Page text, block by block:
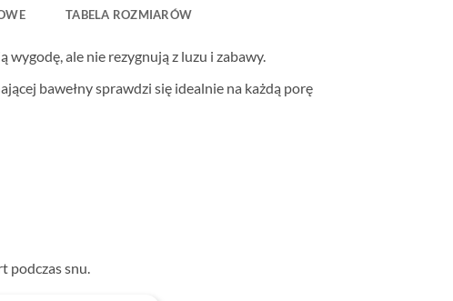
TABELA ROZMIARÓW
ale nie rezygnują z luzu i zabawy.
bawełny sprawdzi się idealnie na każdą porę
podczas snu.